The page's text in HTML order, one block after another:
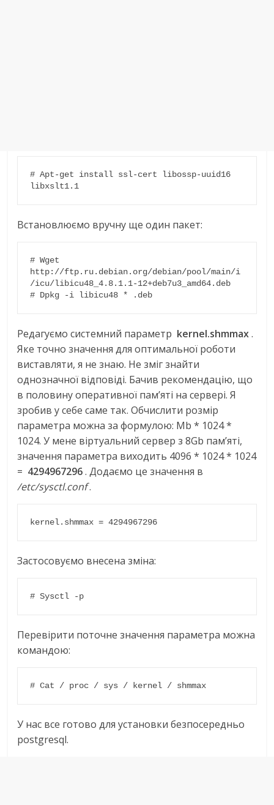
# Apt-get install ssl-cert libossp-uuid16
libxslt1.1
Встановлюємо вручну ще один пакет:
# Wget
http://ftp.ru.debian.org/debian/pool/main/i
/icu/libicu48_4.8.1.1-12+deb7u3_amd64.deb
# Dpkg -i libicu48 * .deb
Редагуємо системний параметр kernel.shmmax.
Яке точно значення для оптимальної роботи
виставляти, я не знаю. Не зміг знайти
однозначної відповіді. Бачив рекомендацію, що
в половину оперативної пам’яті на сервері. Я
зробив у себе саме так. Обчислити розмір
параметра можна за формулою: Mb * 1024 *
1024. У мене віртуальний сервер з 8Gb пам’яті,
значення параметра виходить 4096 * 1024 * 1024
= 4294967296. Додаємо це значення в
/etc/sysctl.conf.
kernel.shmmax = 4294967296
Застосовуємо внесена зміна:
# Sysctl -p
Перевірити поточне значення параметра можна
командою:
# Cat / proc / sys / kernel / shmmax
У нас все готово для установки безпосередньо
postgresql.